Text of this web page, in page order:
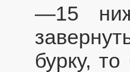
—15
бурку,